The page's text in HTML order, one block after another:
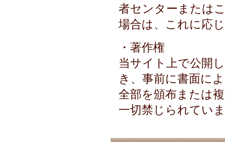
者センターまたは
場合は、これに応
・著作権
当サイト上で公開
き、事前に書面に
全部を頒布または
一切禁じられてい